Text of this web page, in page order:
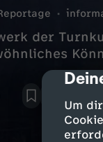
Um
der